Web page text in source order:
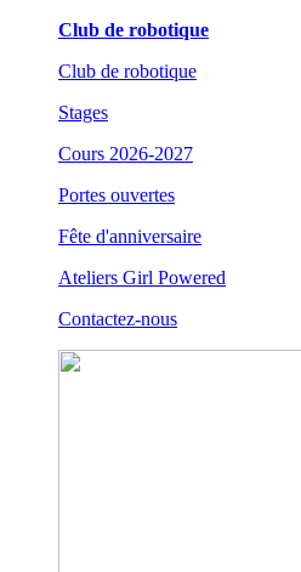
Club de robotique
Club de robotique
Stages
Cours 2026-2027
Portes ouvertes
Fête d'anniversaire
Ateliers Girl Powered
Contactez-nous